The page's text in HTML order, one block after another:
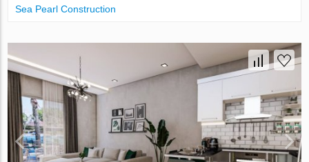
Sea Pearl Construction